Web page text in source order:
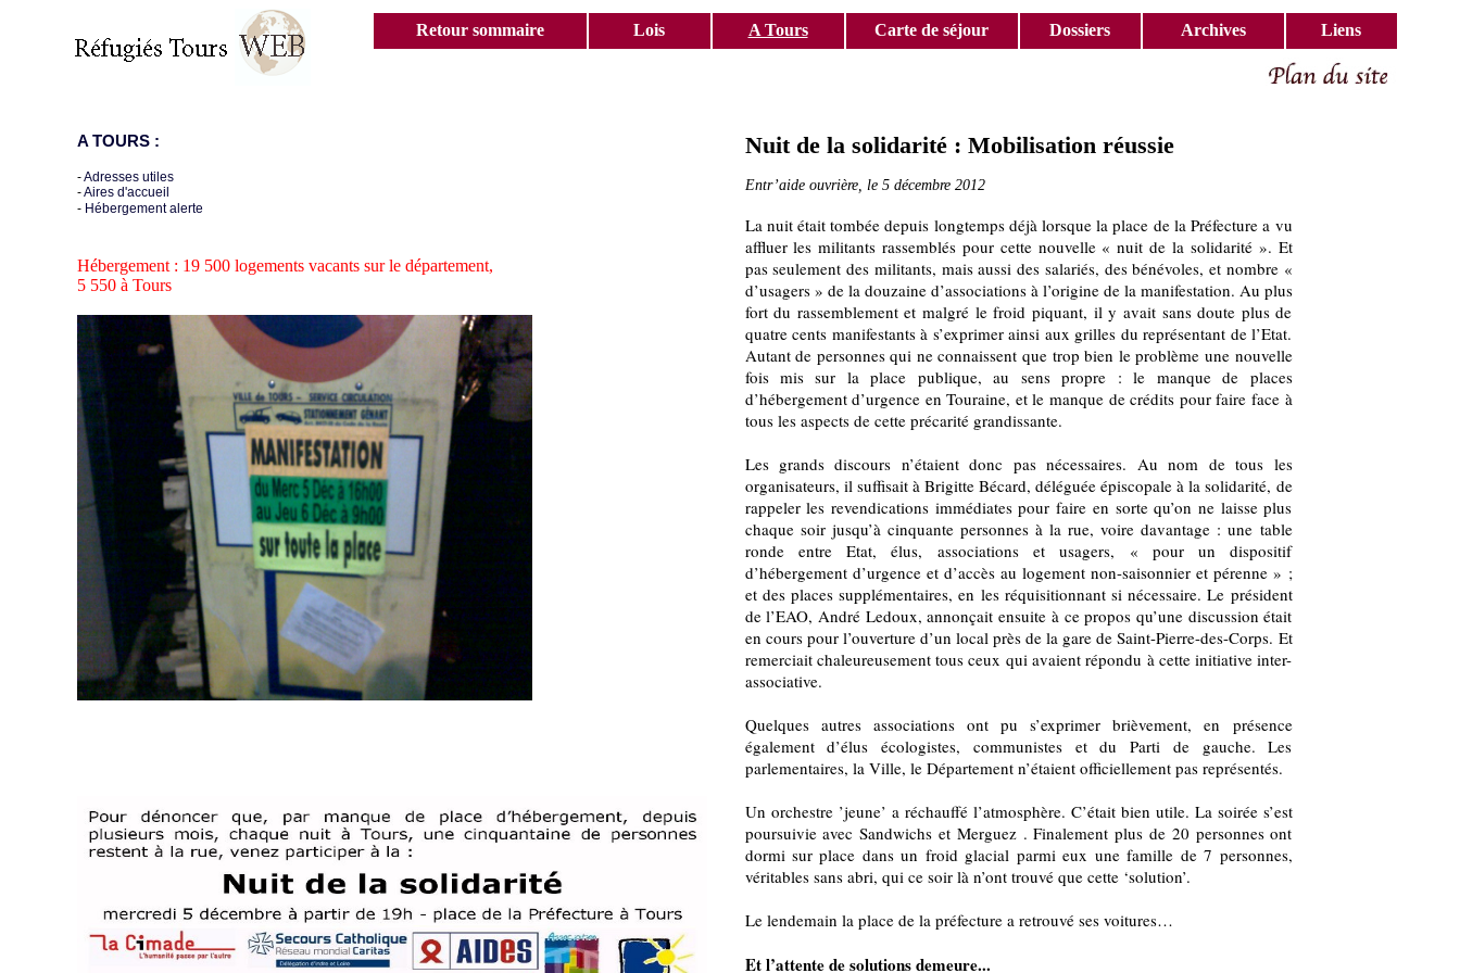
Retour sommaire Lois A Tours Carte de séjour Dossiers Archives Liens
A TOURS :
-Adresses utiles
-Aires d'accueil
- Hébergement alerte
Hébergement : 19 500 logements vacants sur le département,
5 550 à Tours
Nuit de la solidarité : Mobilisation réussie
Entr’aide ouvrière, le 5 décembre 2012
La nuit était tombée depuis longtemps déjà lorsque la place de la Préfecture a vu
affluer les militants rassemblés pour cette nouvelle « nuit de la solidarité ». Et
pas seulement des militants, mais aussi des salariés, des bénévoles, et nombre «
d’usagers » de la douzaine d’associations à l’origine de la manifestation. Au plus
fort du rassemblement et malgré le froid piquant, il y avait sans doute plus de
quatre cents manifestants à s’exprimer ainsi aux grilles du représentant de l’Etat.
Autant de personnes qui ne connaissent que trop bien le problème une nouvelle
fois mis sur la place publique, au sens propre : le manque de places
d’hébergement d’urgence en Touraine, et le manque de crédits pour faire face à
tous les aspects de cette précarité grandissante.
Les grands discours n’étaient donc pas nécessaires. Au nom de tous les
organisateurs, il suffisait à Brigitte Bécard, déléguée épiscopale à la solidarité, de
rappeler les revendications immédiates pour faire en sorte qu’on ne laisse plus
chaque soir jusqu’à cinquante personnes à la rue, voire davantage : une table
ronde entre Etat, élus, associations et usagers, « pour un dispositif
d’hébergement d’urgence et d’accès au logement non-saisonnier et pérenne » ;
et des places supplémentaires, en les réquisitionnant si nécessaire. Le président
de l’EAO, André Ledoux, annonçait ensuite à ce propos qu’une discussion était
en cours pour l’ouverture d’un local près de la gare de Saint-Pierre-des-Corps. Et
remerciait chaleureusement tous ceux qui avaient répondu à cette initiative inter-
associative.
Quelques autres associations ont pu s’exprimer brièvement, en présence
également d’élus écologistes, communistes et du Parti de gauche. Les
parlementaires, la Ville, le Département n’étaient officiellement pas représentés.
Un orchestre ’jeune’ a réchauffé l’atmosphère. C’était bien utile. La soirée s’est
poursuivie avec Sandwichs et Merguez . Finalement plus de 20 personnes ont
dormi sur place dans un froid glacial parmi eux une famille de 7 personnes,
véritables sans abri, qui ce soir là n’ont trouvé que cette ‘solution’.
Le lendemain la place de la préfecture a retrouvé ses voitures…
Et l’attente de solutions demeure...